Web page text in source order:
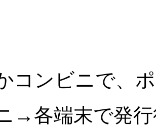
コンビニで、
→各端末で発